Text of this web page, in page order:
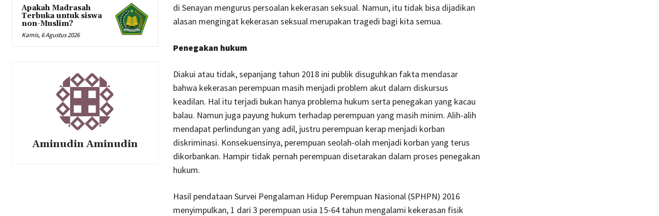
Apakah Madrasah
Terbuka untuk siswa
non-Muslim?
Kamis, 6 Agustus 2026
Aminudin Aminudin
di Senayan mengurus persoalan kekerasan seksual. Namun, itu tidak bisa dijadikan
alasan mengingat kekerasan seksual merupakan tragedi bagi kita semua.
Penegakan hukum
Diakui atau tidak, sepanjang tahun 2018 ini publik disuguhkan fakta mendasar
bahwa kekerasan perempuan masih menjadi problem akut dalam diskursus
keadilan. Hal itu terjadi bukan hanya problema hukum serta penegakan yang kacau
balau. Namun juga payung hukum terhadap perempuan yang masih minim. Alih-alih
mendapat perlindungan yang adil, justru perempuan kerap menjadi korban
diskriminasi. Konsekuensinya, perempuan seolah-olah menjadi korban yang terus
dikorbankan. Hampir tidak pernah perempuan disetarakan dalam proses penegakan
hukum.
Hasil pendataan Survei Pengalaman Hidup Perempuan Nasional (SPHPN) 2016
menyimpulkan, 1 dari 3 perempuan usia 15-64 tahun mengalami kekerasan fisik